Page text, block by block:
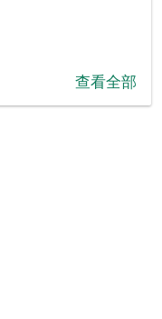
查看全部